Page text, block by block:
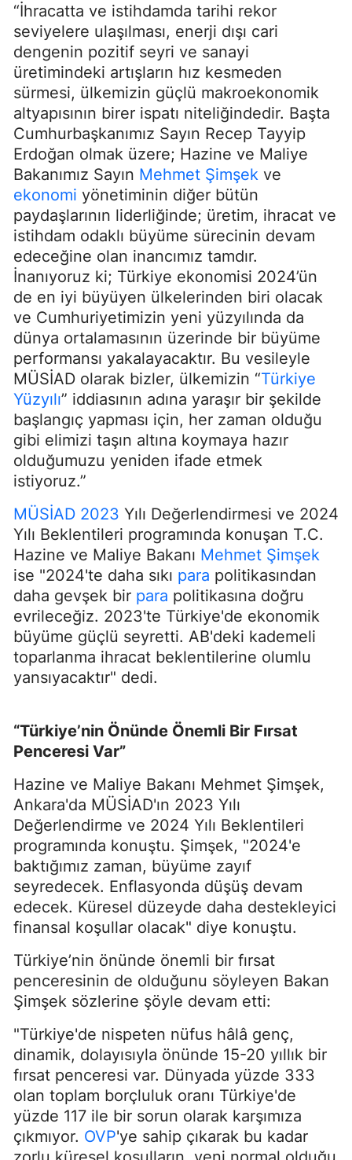
“İhracatta ve istihdamda tarihi rekor
seviyelere ulaşılması, enerji dışı cari
dengenin pozitif seyri ve sanayi
üretimindeki artışların hız kesmeden
sürmesi, ülkemizin güçlü makroekonomik
altyapısının birer ispatı niteliğindedir. Başta
Cumhurbaşkanımız Sayın Recep Tayyip
Erdoğan olmak üzere; Hazine ve Maliye
Bakanımız Sayın Mehmet Şimşek ve
ekonomi yönetiminin diğer bütün
paydaşlarının liderliğinde; üretim, ihracat ve
istihdam odaklı büyüme sürecinin devam
edeceğine olan inancımız tamdır.
İnanıyoruz ki; Türkiye ekonomisi 2024’ün
de en iyi büyüyen ülkelerinden biri olacak
ve Cumhuriyetimizin yeni yüzyılında da
dünya ortalamasının üzerinde bir büyüme
performansı yakalayacaktır. Bu vesileyle
MÜSİAD olarak bizler, ülkemizin “Türkiye
Yüzyılı” iddiasının adına yaraşır bir şekilde
başlangıç yapması için, her zaman olduğu
gibi elimizi taşın altına koymaya hazır
olduğumuzu yeniden ifade etmek
istiyoruz.”
MÜSİAD 2023 Yılı Değerlendirmesi ve 2024
Yılı Beklentileri programında konuşan T.C.
Hazine ve Maliye Bakanı Mehmet Şimşek
ise "2024'te daha sıkı para politikasından
daha gevşek bir para politikasına doğru
evrileceğiz. 2023'te Türkiye'de ekonomik
büyüme güçlü seyretti. AB'deki kademeli
toparlanma ihracat beklentilerine olumlu
yansıyacaktır" dedi.
“Türkiye’nin Önünde Önemli Bir Fırsat
Penceresi Var”
Hazine ve Maliye Bakanı Mehmet Şimşek,
Ankara'da MÜSİAD'ın 2023 Yılı
Değerlendirme ve 2024 Yılı Beklentileri
programında konuştu. Şimşek, "2024'e
baktığımız zaman, büyüme zayıf
seyredecek. Enflasyonda düşüş devam
edecek. Küresel düzeyde daha destekleyici
finansal koşullar olacak" diye konuştu.
Türkiye’nin önünde önemli bir fırsat
penceresinin de olduğunu söyleyen Bakan
Şimşek sözlerine şöyle devam etti:
"Türkiye'de nispeten nüfus hâlâ genç,
dinamik, dolayısıyla önünde 15-20 yıllık bir
fırsat penceresi var. Dünyada yüzde 333
olan toplam borçluluk oranı Türkiye'de
yüzde 117 ile bir sorun olarak karşımıza
çıkmıyor. OVP'ye sahip çıkarak bu kadar